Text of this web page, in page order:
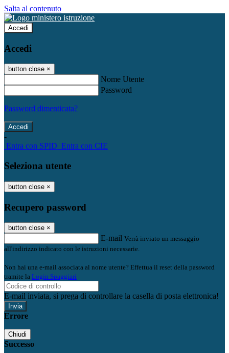
Salta al contenuto
Accedi
Accedi
button close ×
Nome Utente
Password
Password dimenticata?
-
Entra con SPID Entra con CIE
Seleziona utente
button close ×
Recupero password
button close ×
E-mail Verrà inviato un messaggio
all'indirizzo indicato con le istruzioni necessarie.
Non hai una e-mail associata al nome utente? Effettua il reset della password
tramite la Login Spaggiari
E-mail inviata, si prega di controllare la casella di posta elettronica!
Errore
Chiudi
Successo